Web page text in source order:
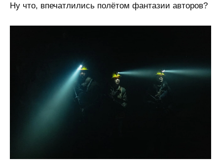
Ну что, впечатлились полётом фантазии авторов?